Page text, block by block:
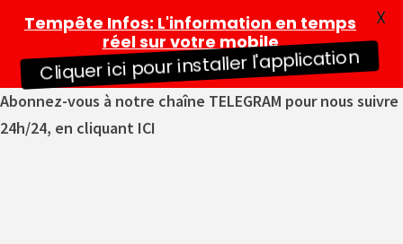
Abonnez-vous à notre chaîne TELEGRAM pour nous suivre
24h/24, en cliquant ICI
Tempête Infos: L'information en temps
réel sur votre mobile
Cliquer ici pour installer l'application
X